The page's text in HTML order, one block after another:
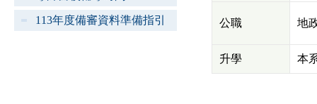
113年度備審資料準備指引 公職 地
升學 本